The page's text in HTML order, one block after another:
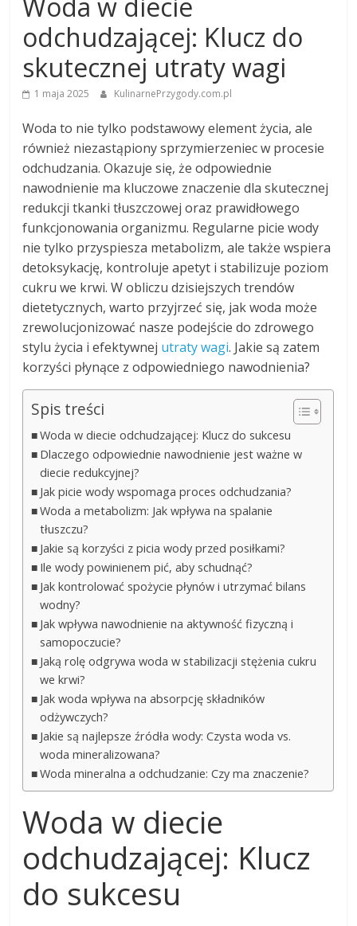
Woda w diecie
odchudzającej: Klucz do
skutecznej utraty wagi
1 maja 2025 KulinarnePrzygody.com.pl
Woda to nie tylko podstawowy element życia, ale
również niezastąpiony sprzymierzeniec w procesie
odchudzania. Okazuje się, że odpowiednie
nawodnienie ma kluczowe znaczenie dla skutecznej
redukcji tkanki tłuszczowej oraz prawidłowego
funkcjonowania organizmu. Regularne picie wody
nie tylko przyspiesza metabolizm, ale także wspiera
detoksykację, kontroluje apetyt i stabilizuje poziom
cukru we krwi. W obliczu dzisiejszych trendów
dietetycznych, warto przyjrzeć się, jak woda może
zrewolucjonizować nasze podejście do zdrowego
stylu życia i efektywnej utraty wagi. Jakie są zatem
korzyści płynące z odpowiedniego nawodnienia?
Spis treści
Woda w diecie odchudzającej: Klucz do sukcesu
Dlaczego odpowiednie nawodnienie jest ważne w
diecie redukcyjnej?
Jak picie wody wspomaga proces odchudzania?
Woda a metabolizm: Jak wpływa na spalanie
tłuszczu?
Jakie są korzyści z picia wody przed posiłkami?
Ile wody powinienem pić, aby schudnąć?
Jak kontrolować spożycie płynów i utrzymać bilans
wodny?
Jak wpływa nawodnienie na aktywność fizyczną i
samopoczucie?
Jaką rolę odgrywa woda w stabilizacji stężenia cukru
we krwi?
Jak woda wpływa na absorpcję składników
odżywczych?
Jakie są najlepsze źródła wody: Czysta woda vs.
woda mineralizowana?
Woda mineralna a odchudzanie: Czy ma znaczenie?
Woda w diecie
odchudzającej: Klucz
do sukcesu